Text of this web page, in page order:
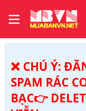
❌ CHÚ Ý:
SPAM RÁC
BẠC👉